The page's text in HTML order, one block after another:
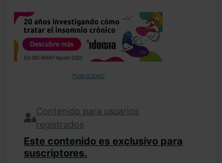
PUBLICIDAD
Contenido para usuarios
registrados
Este contenido es exclusivo para
suscriptores.